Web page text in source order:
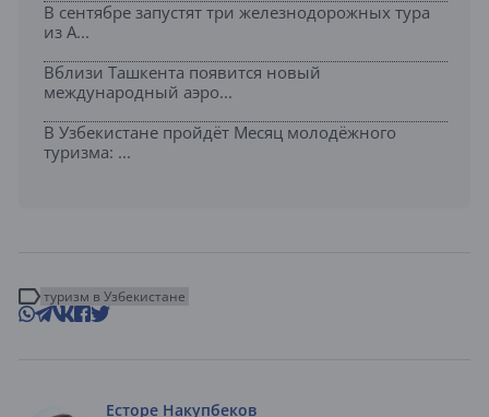
В сентябре запустят три железнодорожных тура
из А...
Вблизи Ташкента появится новый
международный аэро...
В Узбекистане пройдёт Месяц молодёжного
туризма: ...
туризм в Узбекистане
Есторе Накупбеков